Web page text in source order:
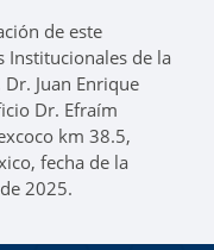
de este
Institucionales de la
Juan Enrique
Dr. Efraím
km 38.5,
fecha de la
2025.